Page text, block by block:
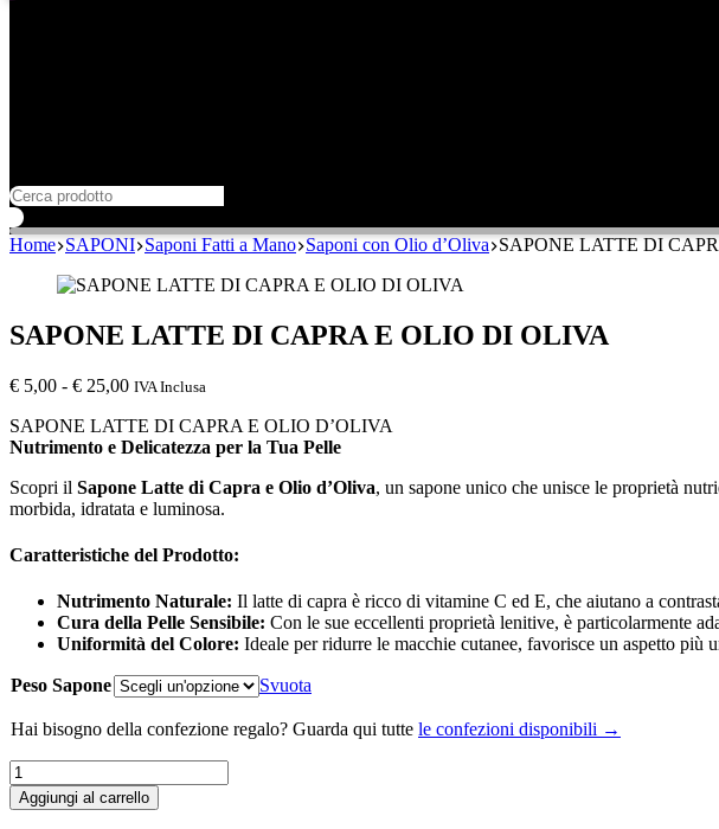
Home SAPONI Saponi Fatti a Mano Saponi con Olio d’Oliva SAPONE LATTE DI
SAPONE LATTE DI CAPRA E OLIO DI OLIVA
€ 5,00 - € 25,00Fascia
prezzo:
da
a
€ 25,00
IVA Inclusa
SAPONE LATTE DI CAPRA E OLIO D’OLIVA
Nutrimento e Delicatezza per la Tua Pelle
Scopri il Sapone Latte di Capra e Olio d’Oliva, un sapone unico che unisce le proprietà
morbida, idratata e luminosa.
Caratteristiche del Prodotto:
Nutrimento Naturale: Il latte di capra è ricco di vitamine C ed E, che aiutano a
Cura della Pelle Sensibile: Con le sue eccellenti proprietà lenitive, è particolarmente
Uniformità del Colore: Ideale per ridurre le macchie cutanee, favorisce un aspetto più
Peso Sapone Svuota
Hai bisogno della confezione regalo? Guarda qui tutte le confezioni disponibili →
SAPONE
LATTE
DI
Aggiungi al carrello